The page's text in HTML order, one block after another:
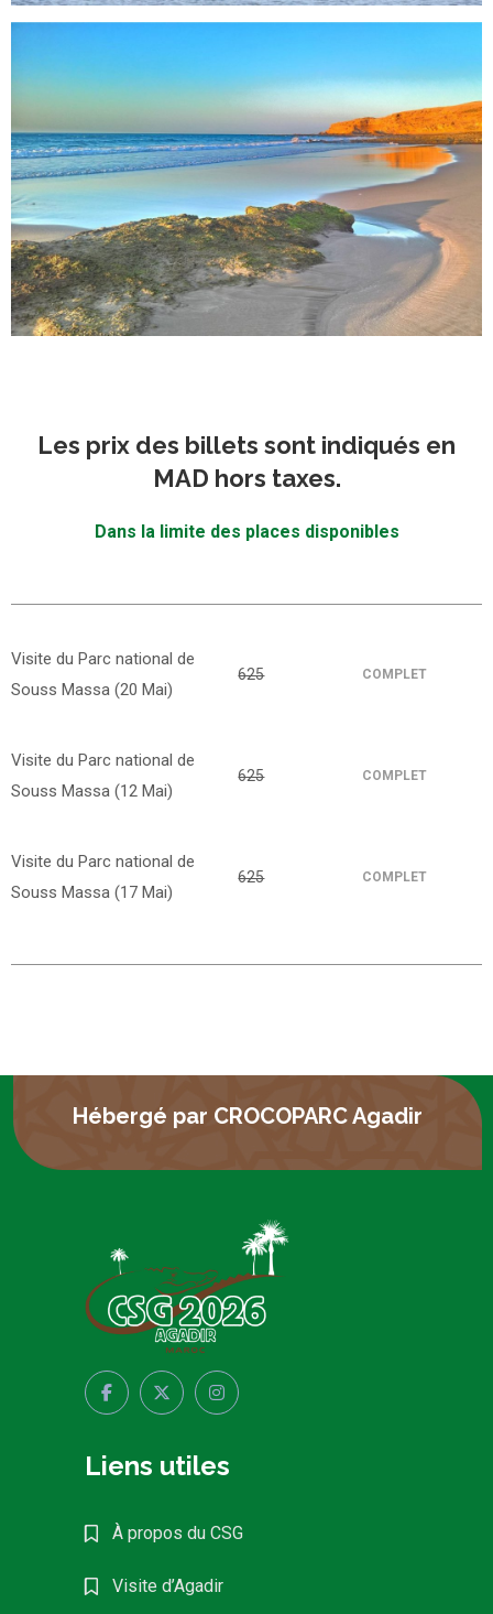
Les prix des billets sont indiqués en
MAD hors taxes.
Dans la limite des places disponibles
Visite du Parc national de
Souss Massa (20 Mai)
625 COMPLET
Visite du Parc national de
Souss Massa (12 Mai)
625 COMPLET
Visite du Parc national de
Souss Massa (17 Mai)
625 COMPLET
Hébergé par CROCOPARC Agadir
Liens utiles
À propos du CSG
Visite d’Agadir